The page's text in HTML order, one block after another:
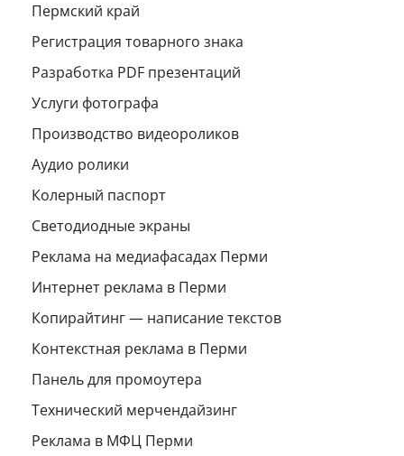
Пермский край
Регистрация товарного знака
Разработка PDF презентаций
Услуги фотографа
Производство видеороликов
Аудио ролики
Колерный паспорт
Светодиодные экраны
Реклама на медиафасадах Перми
Интернет реклама в Перми
Копирайтинг — написание текстов
Контекстная реклама в Перми
Панель для промоутера
Технический мерчендайзинг
Реклама в МФЦ Перми